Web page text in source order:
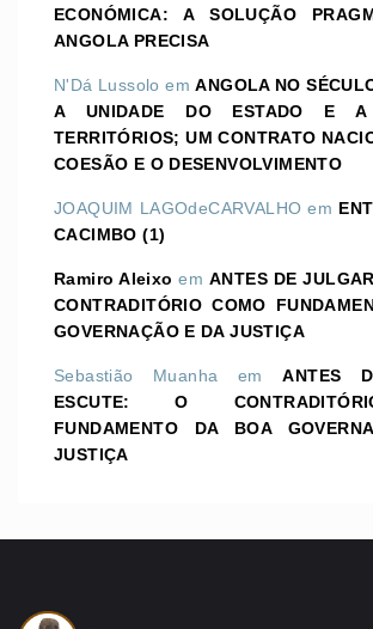
ECONÓMICA: A SOLUÇÃO
ANGOLA PRECISA
N'Dá Lussolo emANGOLA NO
A UNIDADE DO ESTADO E
TERRITÓRIOS; UM CONTRATO
COESÃO E O DESENVOLVIMENTO
JOAQUIM LAGOdeCARVALHO em
CACIMBO (1)
Ramiro Aleixo emANTES DE
CONTRADITÓRIO COMO
GOVERNAÇÃO E DA JUSTIÇA
Sebastião Muanha emANTES
ESCUTE: O
FUNDAMENTO DA BOA
JUSTIÇA